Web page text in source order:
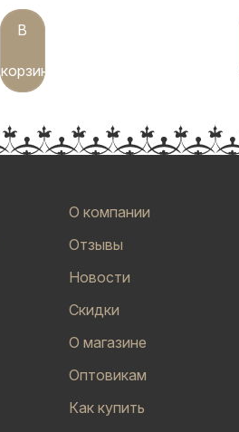
В
корзину
О компании
Отзывы
Новости
Скидки
О магазине
Оптовикам
Как купить